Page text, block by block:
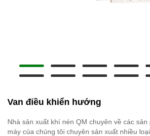
Van điều khiển hướng
Nhà sản xuất khí nén QM chuyên về các
máy của chúng tôi chuyên sản xuất nhiều